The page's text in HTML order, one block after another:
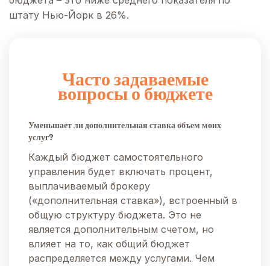
штату Нью-Йорк в 26%.
Часто задаваемые
вопросы о бюджете
Уменьшает ли дополнительная ставка объем моих
услуг?
Каждый бюджет самостоятельного
управления будет включать процент,
выплачиваемый брокеру
(«дополнительная ставка»), встроенный в
общую структуру бюджета. Это не
является дополнительным счетом, но
влияет на то, как общий бюджет
распределяется между услугами. Чем